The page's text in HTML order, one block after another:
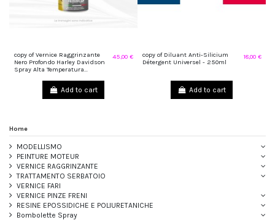
copy of Vernice Raggrinzante
Nero Profondo Harley Davidson
Spray Alta Temperatura...
45,00 €
Add to cart
copy of Diluant Anti-Silicium
Détergent Universel - 250ml
18,00 €
Add to cart
Home
MODELLISMO
PEINTURE MOTEUR
VERNICE RAGGRINZANTE
TRATTAMENTO SERBATOIO
VERNICE FARI
VERNICE PINZE FRENI
RESINE EPOSSIDICHE E POLIURETANICHE
Bombolette Spray